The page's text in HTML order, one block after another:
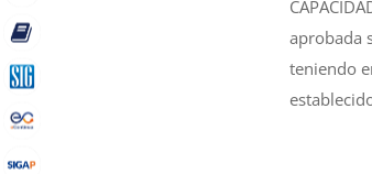
aprobada
teniendo